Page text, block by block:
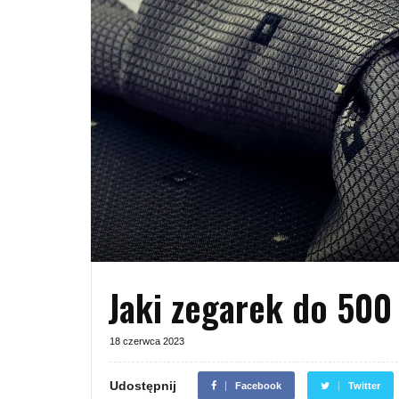
Jaki zegarek do 500
18 czerwca 2023
Udostępnij Facebook Twitter